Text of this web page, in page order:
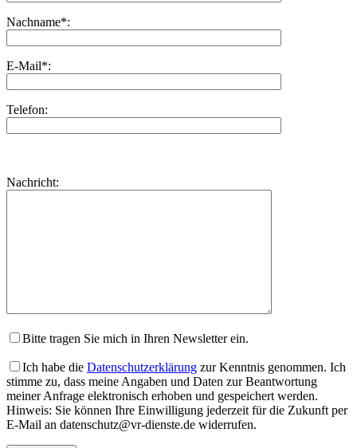
Nachname*:
E-Mail*:
Telefon:
dieses
lasse
Nachricht:
Bitte tragen Sie mich in Ihren Newsletter ein.
Ich habe die Datenschutzerklärung zur Kenntnis genommen. Ich
stimme zu, dass meine Angaben und Daten zur Beantwortung
meiner Anfrage elektronisch erhoben und gespeichert werden.
Hinweis: Sie können Ihre Einwilligung jederzeit für die Zukunft per
E-Mail an datenschutz@vr-dienste.de widerrufen.